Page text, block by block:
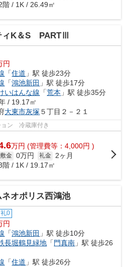
階 / 1K / 26.49㎡
ィK＆S PARTⅢ
円
「住道 」駅 徒歩23分
「鴻池新田 」駅 徒歩17分
いはんな線 「荒本 」駅 徒歩35分
/ 19.17㎡
大東市灰塚 ５丁目２－２１
ョン 冷蔵庫付き
万円 (管理費等：4,000円 )
敷金 0万円 礼金 2ヶ月
階 / 1K / 19.17㎡
ネオポリス西鴻池
礼0
円
「鴻池新田 」駅 徒歩10分
長堀鶴見緑地 「 門真南 」駅 徒歩26
「住道 」駅 徒歩26分